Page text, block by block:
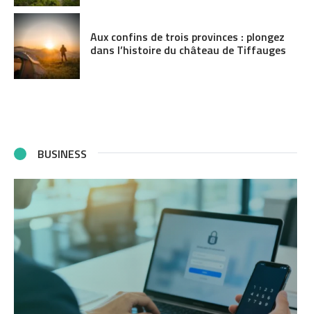
Aux confins de trois provinces : plongez
dans l’histoire du château de Tiffauges
BUSINESS